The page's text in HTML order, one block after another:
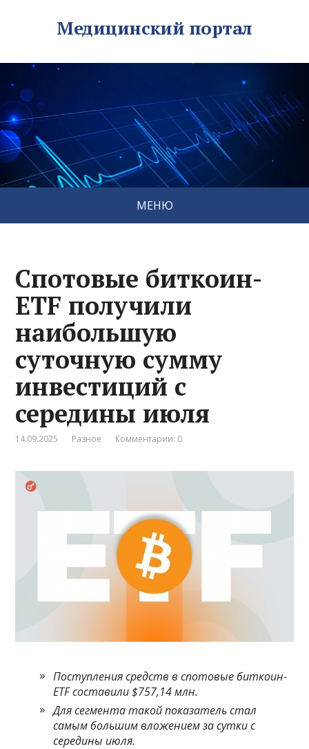
Медицинский портал
МЕНЮ
Спотовые биткоин-
ETF получили
наибольшую
суточную сумму
инвестиций с
середины июля
14.09.2025 Разное Комментарии: 0
Поступления средств в спотовые биткоин-
ETF составили $757,14 млн.
Для сегмента такой показатель стал
самым большим вложением за сутки с
середины июля.